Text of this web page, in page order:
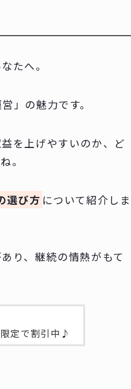
たへ。
」の魅力です。
を上げやすいのか、ど
。
選び方 について紹介しま
り、継続の情熱がもて
定で割引中♪